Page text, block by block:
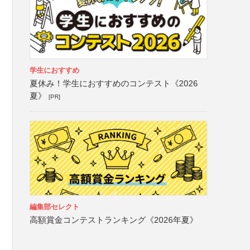
学生におすすめ
夏休み！学生におすすめのコンテスト《2026
夏》
[PR]
編集部セレクト
高額賞金コンテストランキング《2026年夏》